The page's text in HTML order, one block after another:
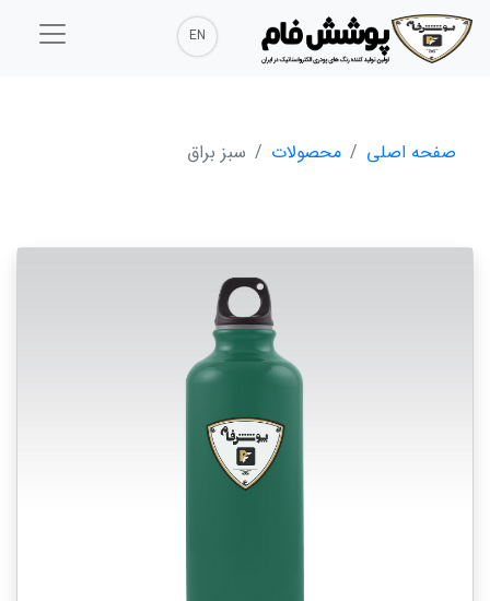
EN
صفحه اصلی محصولات سبز براق